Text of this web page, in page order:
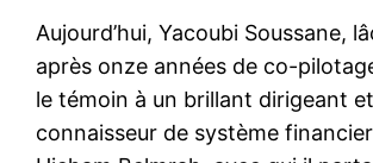
Aujourd’hui, Yacoubi Soussane,
après onze années de co-
le témoin à un brillant dirigeant
connaisseur de système